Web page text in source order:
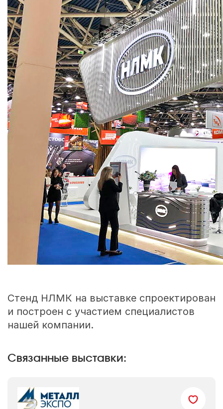
Стенд НЛМК на выставке спроектирован
и построен с участием специалистов
нашей компании.
Связанные выставки: